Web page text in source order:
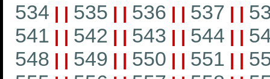
534 | | 535 | | 536 | | 537 | |
541 | | 542 | | 543 | | 544 | |
548 | | 549 | | 550 | | 551 | |